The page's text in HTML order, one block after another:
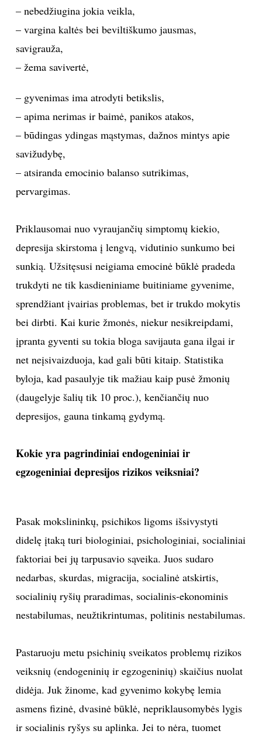
– nebedžiugina jokia veikla,
– vargina kaltės bei beviltiškumo jausmas,
savigrauža,
– žema savivertė,
– gyvenimas ima atrodyti betikslis,
– apima nerimas ir baimė, panikos atakos,
– būdingas ydingas mąstymas, dažnos mintys apie
savižudybę,
– atsiranda emocinio balanso sutrikimas,
pervargimas.
Priklausomai nuo vyraujančių simptomų kiekio,
depresija skirstoma į lengvą, vidutinio sunkumo bei
sunkią. Užsitęsusi neigiama emocinė būklė pradeda
trukdyti ne tik kasdieniniame buitiniame gyvenime,
sprendžiant įvairias problemas, bet ir trukdo mokytis
bei dirbti. Kai kurie žmonės, niekur nesikreipdami,
įpranta gyventi su tokia bloga savijauta gana ilgai ir
net neįsivaizduoja, kad gali būti kitaip. Statistika
byloja, kad pasaulyje tik mažiau kaip pusė žmonių
(daugelyje šalių tik 10 proc.), kenčiančių nuo
depresijos, gauna tinkamą gydymą.
Kokie yra pagrindiniai endogeniniai ir
egzogeniniai depresijos rizikos veiksniai?
Pasak mokslininkų, psichikos ligoms išsivystyti
didelę įtaką turi biologiniai, psichologiniai, socialiniai
faktoriai bei jų tarpusavio sąveika. Juos sudaro
nedarbas, skurdas, migracija, socialinė atskirtis,
socialinių ryšių praradimas, socialinis-ekonominis
nestabilumas, neužtikrintumas, politinis nestabilumas.
Pastaruoju metu psichinių sveikatos problemų rizikos
veiksnių (endogeninių ir egzogeninių) skaičius nuolat
didėja. Juk žinome, kad gyvenimo kokybę lemia
asmens fizinė, dvasinė būklė, nepriklausomybės lygis
ir socialinis ryšys su aplinka. Jei to nėra, tuomet